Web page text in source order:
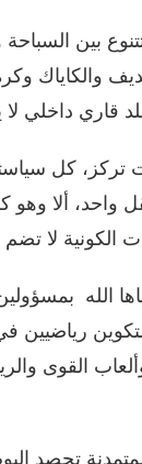
بين
والكاياك
قاري داخلي
تركز، كل
واحد، ألا
الكونية لا
الله
رياضيين
القوى